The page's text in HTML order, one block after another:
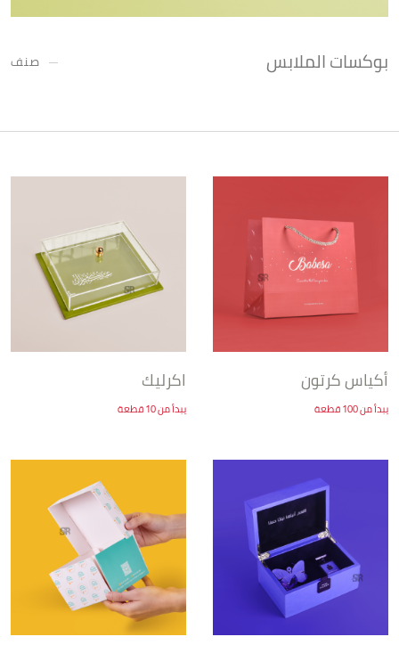
بوكسات الملابس
أكياس كرتون
يبدأ من 100 قطعة
اكرليك
يبدأ من 10 قطعة